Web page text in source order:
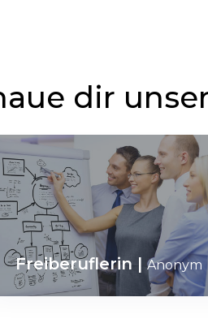
dir
Freiberuflerin|Anonym